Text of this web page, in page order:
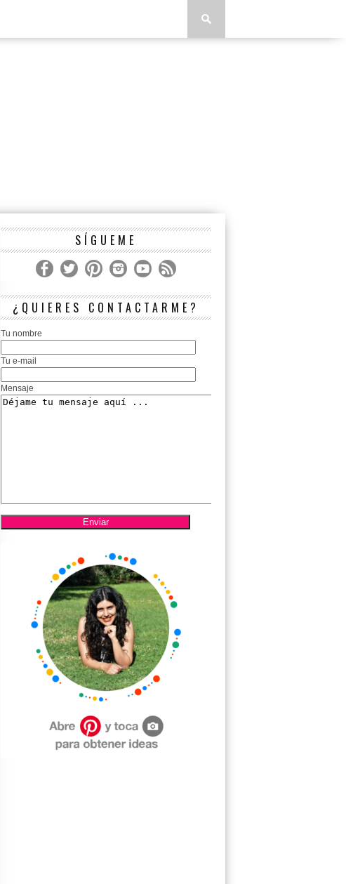
SÍGUEME
¿QUIERES CONTACTARME?
Tu nombre
Tu e-mail
Mensaje